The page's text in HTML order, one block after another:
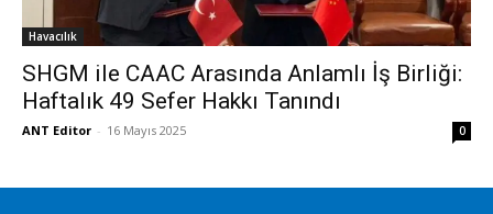
Havacılık
SHGM ile CAAC Arasında Anlamlı İş Birliği:
Haftalık 49 Sefer Hakkı Tanındı
ANT Editor - 16 Mayıs 2025 0